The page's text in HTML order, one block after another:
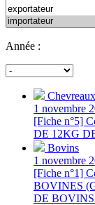
Année :
Chevreaux
1 novembre
[Fiche n°5]
DE 12KG
Bovins
1 novembre
[Fiche n°1]
BOVINES
DE